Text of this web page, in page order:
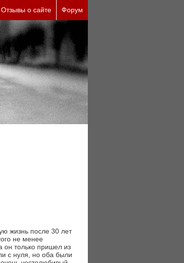
(бесплатно)
Отзывы о сайте Форум
жизнь после 30 лет
не менее
он только пришел из
с нуля, но оба были